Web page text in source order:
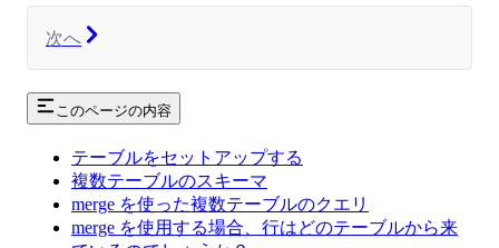
次へ
このページの内容
テーブルをセットアップする
複数テーブルのスキーマ
merge を使った複数テーブルのクエリ
merge を使用する場合、行はどのテーブルから来